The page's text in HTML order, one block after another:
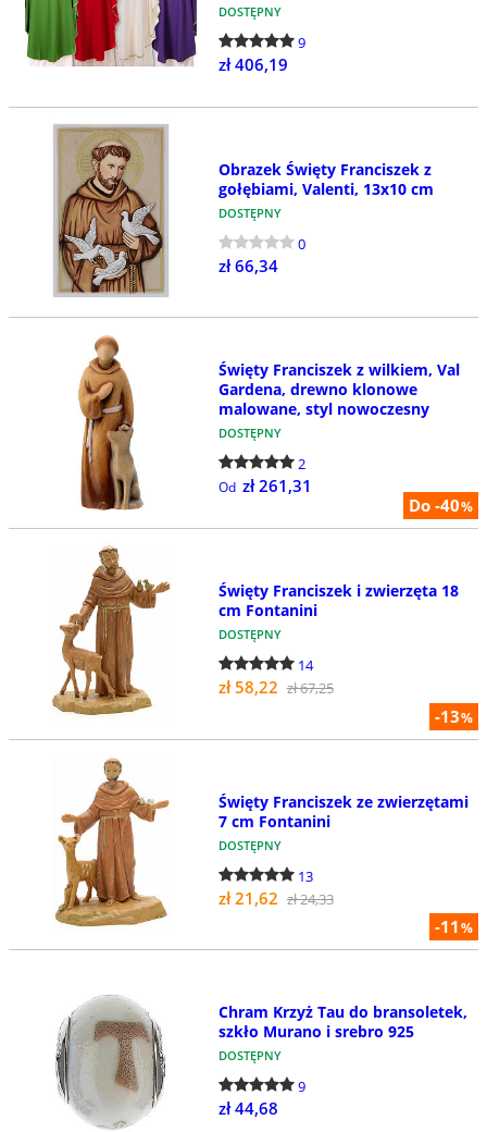
DOSTĘPNY
9
zł 406,19
Obrazek Święty Franciszek z
gołębiami, Valenti, 13x10 cm
DOSTĘPNY
0
zł 66,34
Do -40%
Święty Franciszek z wilkiem, Val
Gardena, drewno klonowe
malowane, styl nowoczesny
DOSTĘPNY
2
Od zł 261,31
-13%
Święty Franciszek i zwierzęta 18
cm Fontanini
DOSTĘPNY
14
zł 58,22 zł 67,25
-11%
Święty Franciszek ze zwierzętami
7 cm Fontanini
DOSTĘPNY
13
zł 21,62 zł 24,33
Chram Krzyż Tau do bransoletek,
szkło Murano i srebro 925
DOSTĘPNY
9
zł 44,68